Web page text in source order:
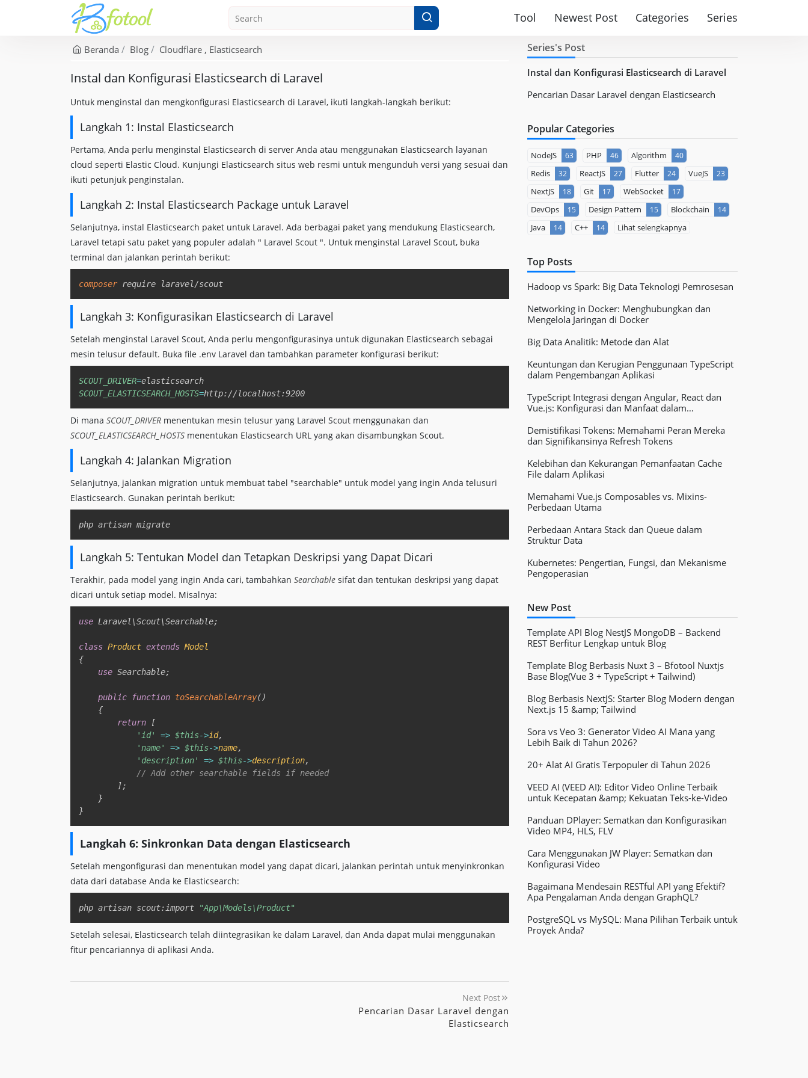
Tool Newest Post Categories Series
Beranda Blog Cloudflare Elasticsearch
Instal dan Konfigurasi Elasticsearch di Laravel
Untuk menginstal dan mengkonfigurasi Elasticsearch di Laravel, ikuti langkah-langkah berikut:
Langkah 1: Instal Elasticsearch
Pertama, Anda perlu menginstal Elasticsearch di server Anda atau menggunakan Elasticsearch layanan
cloud seperti Elastic Cloud. Kunjungi Elasticsearch situs web resmi untuk mengunduh versi yang sesuai dan
ikuti petunjuk penginstalan.
Langkah 2: Instal Elasticsearch Package untuk Laravel
Selanjutnya, instal Elasticsearch paket untuk Laravel. Ada berbagai paket yang mendukung Elasticsearch,
Laravel tetapi satu paket yang populer adalah " Laravel Scout ". Untuk menginstal Laravel Scout, buka
terminal dan jalankan perintah berikut:
composer
Langkah 3: Konfigurasikan Elasticsearch di Laravel
Setelah menginstal Laravel Scout, Anda perlu mengonfigurasinya untuk digunakan Elasticsearch sebagai
mesin telusur default. Buka file .env Laravel dan tambahkan parameter konfigurasi berikut:
SCOUT_DRIVER=
SCOUT_ELASTICSEARCH_HOSTS=
Di mana SCOUT_DRIVER menentukan mesin telusur yang Laravel Scout menggunakan dan
SCOUT_ELASTICSEARCH_HOSTS menentukan Elasticsearch URL yang akan disambungkan Scout.
Langkah 4: Jalankan Migration
Selanjutnya, jalankan migration untuk membuat tabel "searchable" untuk model yang ingin Anda telusuri
Elasticsearch. Gunakan perintah berikut:
Langkah 5: Tentukan Model dan Tetapkan Deskripsi yang Dapat Dicari
Terakhir, pada model yang ingin Anda cari, tambahkan Searchable sifat dan tentukan deskripsi yang dapat
dicari untuk setiap model. Misalnya:
use Laravel \Scout\Searchable;
class Product extends Model
{
use Searchable;
public function toSearchableArray()
{
return
[
'id'
=> $this->id,
'name'
=> $this->name,
'description'
=> $this->description,
// Add other searchable fields if needed
];
}
}
Langkah 6: Sinkronkan Data dengan Elasticsearch
Setelah mengonfigurasi dan menentukan model yang dapat dicari, jalankan perintah untuk menyinkronkan
data dari database Anda ke Elasticsearch:
php artisan scout:import "App\Models\Product"
Setelah selesai, Elasticsearch telah diintegrasikan ke dalam Laravel, dan Anda dapat mulai menggunakan
fitur pencariannya di aplikasi Anda.
Next Post
Pencarian Dasar Laravel dengan
Elasticsearch
Series's Post
Instal dan Konfigurasi Elasticsearch di Laravel
Pencarian Dasar Laravel dengan Elasticsearch
Popular Categories
NodeJS 63 PHP 46 Algorithm 40
Redis 32 ReactJS 27 Flutter 24 VueJS 23
NextJS 18 Git 17 WebSocket 17
DevOps 15 Design Pattern 15 Blockchain 14
Java 14 C++ 14 Lihat selengkapnya
Top Posts
Hadoop vs Spark: Big Data Teknologi Pemrosesan
Networking in Docker: Menghubungkan dan
Mengelola Jaringan di Docker
Big Data Analitik: Metode dan Alat
Keuntungan dan Kerugian Penggunaan TypeScript
dalam Pengembangan Aplikasi
TypeScript Integrasi dengan Angular, React dan
Vue.js: Konfigurasi dan Manfaat dalam
Demistifikasi Tokens: Memahami Peran Mereka
dan Signifikansinya Refresh Tokens
Kelebihan dan Kekurangan Pemanfaatan Cache
File dalam Aplikasi
Memahami Vue.js Composables vs. Mixins-
Perbedaan Utama
Perbedaan Antara Stack dan Queue dalam
Struktur Data
Kubernetes: Pengertian, Fungsi, dan Mekanisme
Pengoperasian
New Post
Template API Blog NestJS MongoDB – Backend
REST Berfitur Lengkap untuk Blog
Template Blog Berbasis Nuxt 3 – Bfotool Nuxtjs
Base Blog(Vue 3 + TypeScript + Tailwind)
Blog Berbasis NextJS: Starter Blog Modern dengan
Next.js 15 &amp; Tailwind
Sora vs Veo 3: Generator Video AI Mana yang
Lebih Baik di Tahun 2026?
20+ Alat AI Gratis Terpopuler di Tahun 2026
VEED AI (VEED AI): Editor Video Online Terbaik
untuk Kecepatan &amp; Kekuatan Teks-ke-Video
Panduan DPlayer: Sematkan dan Konfigurasikan
Video MP4, HLS, FLV
Cara Menggunakan JW Player: Sematkan dan
Konfigurasi Video
Bagaimana Mendesain RESTful API yang Efektif?
Apa Pengalaman Anda dengan GraphQL?
PostgreSQL vs MySQL: Mana Pilihan Terbaik untuk
Proyek Anda?